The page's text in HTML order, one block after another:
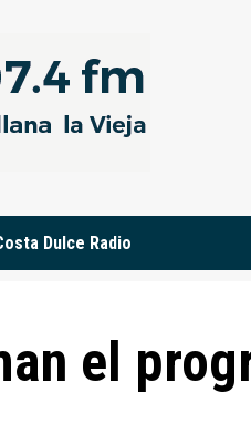
Dulce Radio
el